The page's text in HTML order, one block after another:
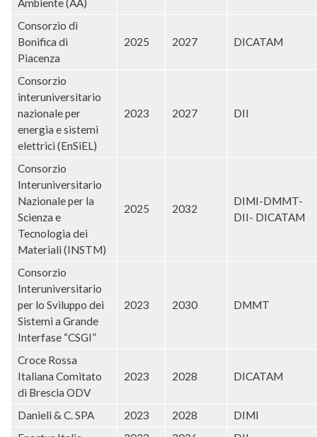
Ambiente (AA)
Consorzio di
Bonifica di
Piacenza
2025 2027 DICATAM
Consorzio
interuniversitario
nazionale per
energia e sistemi
elettrici (EnSiEL)
2023 2027 DII
Consorzio
Interuniversitario
Nazionale per la
Scienza e
Tecnologia dei
Materiali (INSTM)
2025 2032
DIMI-DMMT-
DII- DICATAM
Consorzio
Interuniversitario
per lo Sviluppo dei
Sistemi a Grande
Interfase “CSGI”
2023 2030 DMMT
Croce Rossa
Italiana Comitato
di Brescia ODV
2023 2028 DICATAM
Danieli & C. SPA 2023 2028
DIMI